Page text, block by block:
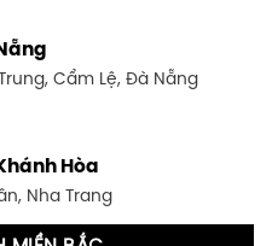
TP HCM
TP HCM
Cẩm Lệ, Đà Nẵng
Hòa
Nha Trang